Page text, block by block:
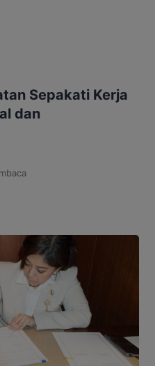
Sepakati Kerja
dan